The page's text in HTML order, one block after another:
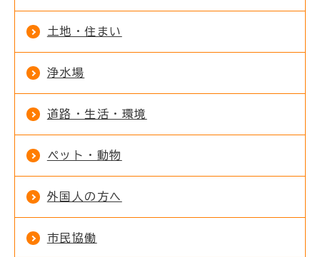
土地・住まい
浄水場
道路・生活・環境
ペット・動物
外国人の方へ
市民協働